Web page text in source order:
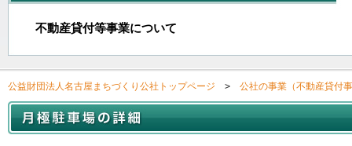
不動産貸付等事業について
公益財団法人名古屋まちづくり公社トップページ > 公社の事業（不動産貸付